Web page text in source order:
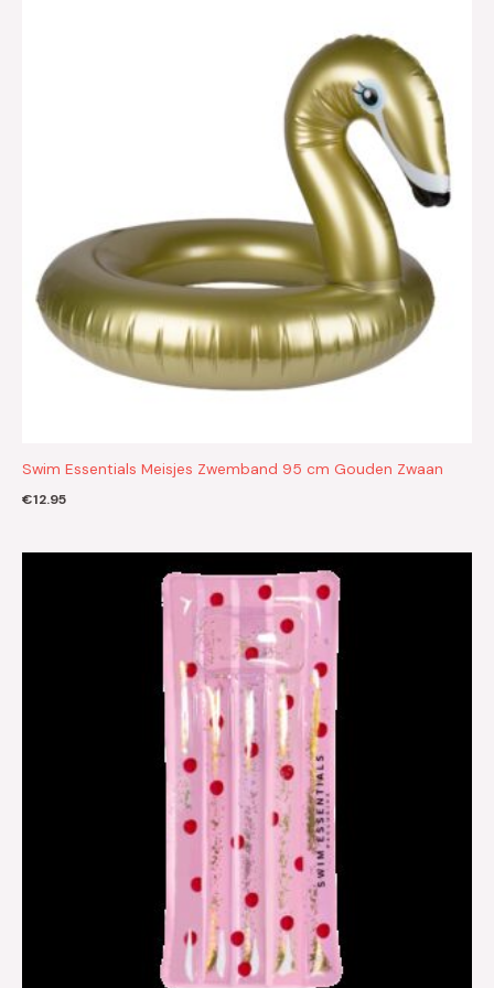
Swim Essentials Meisjes Zwemband 95 cm Gouden Zwaan
€12.95